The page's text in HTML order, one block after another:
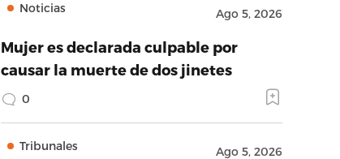
Noticias Ago 5, 2026
Mujer es declarada culpable por
causar la muerte de dos jinetes
0
Tribunales Ago 5, 2026